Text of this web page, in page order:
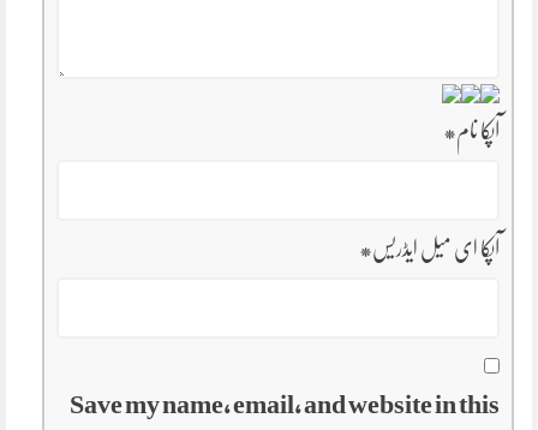
آپکا نام*
آپکا ای میل ایڈریس*
Save my name, email, and website in this